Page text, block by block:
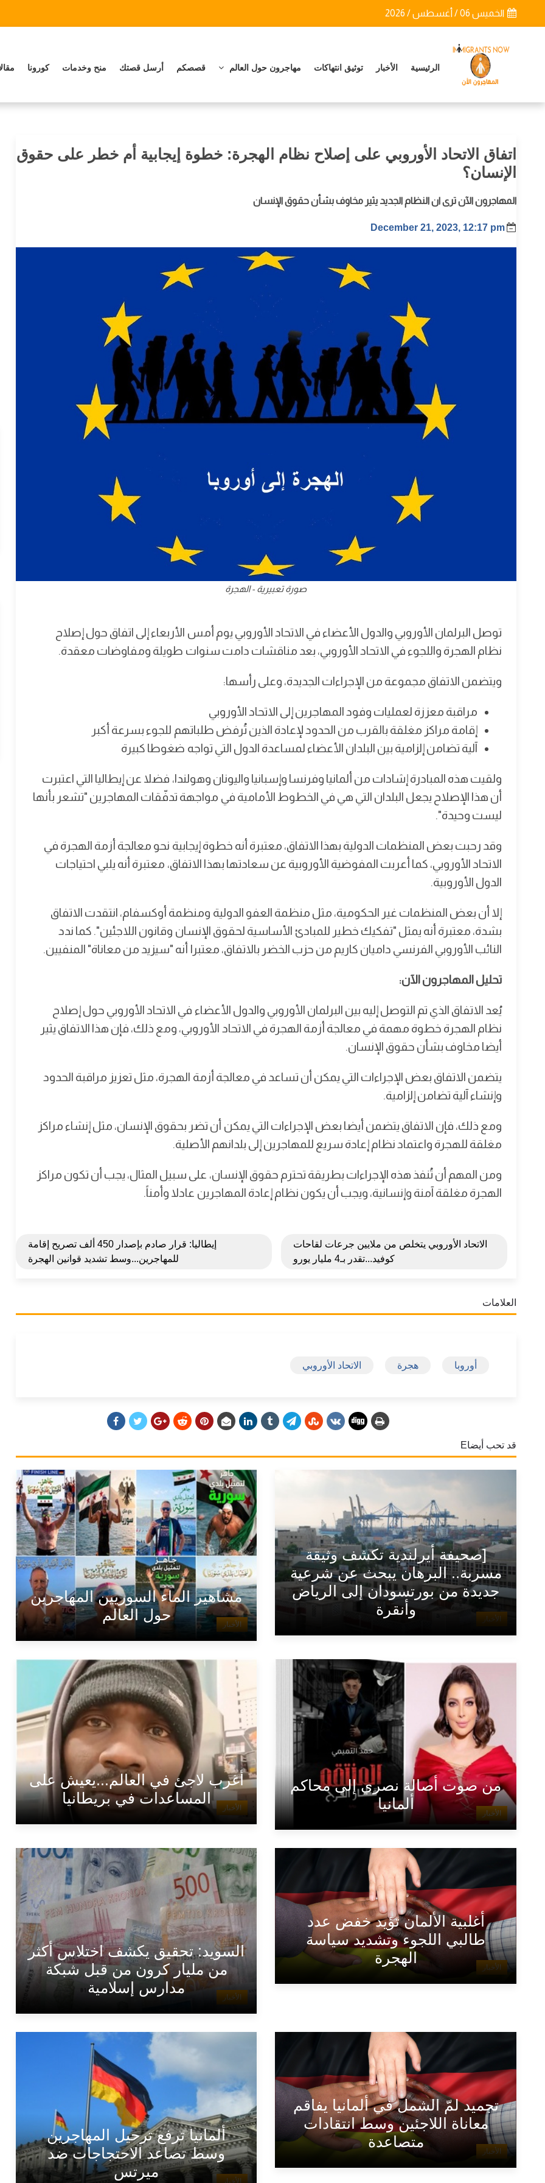
الخميس 06 / أغسطس / 2026
الرئيسية الأخبار توثيق انتهاكات مهاجرون حول العالم قصصكم أرسل قصتك منح وخدمات كورونا
اتفاق الاتحاد الأوروبي على إصلاح نظام الهجرة: خطوة إيجابية أم خطر على حقوق
الإنسان؟
المهاجرون الآن ترى ان النظام الجديد يثير مخاوف بشأن حقوق الإنسان
December 21, 2023, 12:17 pm
صورة تعبيرية - الهجرة
توصل البرلمان الأوروبي والدول الأعضاء في الاتحاد الأوروبي يوم أمس الأربعاء إلى اتفاق حول إصلاح
نظام الهجرة واللجوء في الاتحاد الأوروبي، بعد مناقشات دامت سنوات طويلة ومفاوضات معقدة.
ويتضمن الاتفاق مجموعة من الإجراءات الجديدة، وعلى رأسها:
مراقبة معززة لعمليات وفود المهاجرين إلى الاتحاد الأوروبي
إقامة مراكز مغلقة بالقرب من الحدود لإعادة الذين تُرفض طلباتهم للجوء بسرعة أكبر
آلية تضامن إلزامية بين البلدان الأعضاء لمساعدة الدول التي تواجه ضغوطا كبيرة
ولقيت هذه المبادرة إشادات من ألمانيا وفرنسا وإسبانيا واليونان وهولندا، فضلا عن إيطاليا التي اعتبرت
أن هذا الإصلاح يجعل البلدان التي هي في الخطوط الأمامية في مواجهة تدفّقات المهاجرين "تشعر بأنها
ليست وحيدة".
وقد رحبت بعض المنظمات الدولية بهذا الاتفاق، معتبرة أنه خطوة إيجابية نحو معالجة أزمة الهجرة في
الاتحاد الأوروبي، كما أعربت المفوضية الأوروبية عن سعادتها بهذا الاتفاق، معتبرة أنه يلبي احتياجات
الدول الأوروبية.
إلا أن بعض المنظمات غير الحكومية، مثل منظمة العفو الدولية ومنظمة أوكسفام، انتقدت الاتفاق
بشدة، معتبرة أنه يمثل "تفكيك خطير للمبادئ الأساسية لحقوق الإنسان وقانون اللاجئين". كما ندد
النائب الأوروبي الفرنسي داميان كاريم من حزب الخضر بالاتفاق، معتبرا أنه "سيزيد من معاناة" المنفيين.
تحليل المهاجرون الآن:
يُعد الاتفاق الذي تم التوصل إليه بين البرلمان الأوروبي والدول الأعضاء في الاتحاد الأوروبي حول إصلاح
نظام الهجرة خطوة مهمة في معالجة أزمة الهجرة في الاتحاد الأوروبي، ومع ذلك، فإن هذا الاتفاق يثير
أيضا مخاوف بشأن حقوق الإنسان.
يتضمن الاتفاق بعض الإجراءات التي يمكن أن تساعد في معالجة أزمة الهجرة، مثل تعزيز مراقبة الحدود
وإنشاء آلية تضامن إلزامية.
ومع ذلك، فإن الاتفاق يتضمن أيضا بعض الإجراءات التي يمكن أن تضر بحقوق الإنسان، مثل إنشاء مراكز
مغلقة للهجرة واعتماد نظام إعادة سريع للمهاجرين إلى بلدانهم الأصلية.
ومن المهم أن تُنفذ هذه الإجراءات بطريقة تحترم حقوق الإنسان، على سبيل المثال، يجب أن تكون مراكز
الهجرة مغلقة آمنة وإنسانية، ويجب أن يكون نظام إعادة المهاجرين عادلا وأمناً.
الاتحاد الأوروبي يتخلص من ملايين جرعات لقاحات
كوفيد...تقدر بـ4 مليار يورو
إيطاليا: قرار صادم بإصدار 450 ألف تصريح إقامة
للمهاجرين...وسط تشديد قوانين الهجرة
العلامات
أوروبا هجرة الاتحاد الأوروبي
قد تحب أيضاE
الأخبار
[صحيفة أيرلندية تكشف وثيقة
مسربة.. البرهان يبحث عن شرعية
جديدة من بورتسودان إلى الرياض
وأنقرة
الأخبار
مشاهير الماء السوريين المهاجرين
حول العالم
الأخبار
من صوت أصالة نصري إلى محاكم
ألمانيا
الأخبار
أغرب لاجئ في العالم...يعيش على
المساعدات في بريطانيا
الأخبار
أغلبية الألمان تؤيد خفض عدد
طالبي اللجوء وتشديد سياسة
الهجرة
الأخبار
السويد: تحقيق يكشف اختلاس أكثر
من مليار كرون من قبل شبكة
مدارس إسلامية
الأخبار
تجميد لمّ الشمل في ألمانيا يفاقم
معاناة اللاجئين وسط انتقادات
متصاعدة
الأخبار
ألمانيا ترفع ترحيل المهاجرين
وسط تصاعد الاحتجاجات ضد
ميرتس